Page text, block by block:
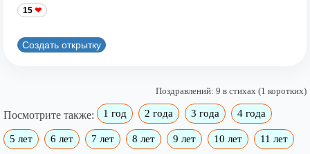
15
Создать открытку
Поздравлений: 9 в стихах (1 коротких)
Посмотрите также: 1 год 2 года 3 года 4 года
5 лет 6 лет 7 лет 8 лет 9 лет 10 лет 11 лет